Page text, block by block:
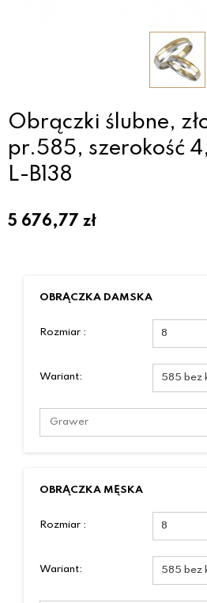
Obrączki ślubne,
pr.585, szerokość
L-B138
5 676,77 zł
OBRĄCZKA DAMSKA
Rozmiar :
Wariant:
OBRĄCZKA MĘSKA
Rozmiar :
Wariant: